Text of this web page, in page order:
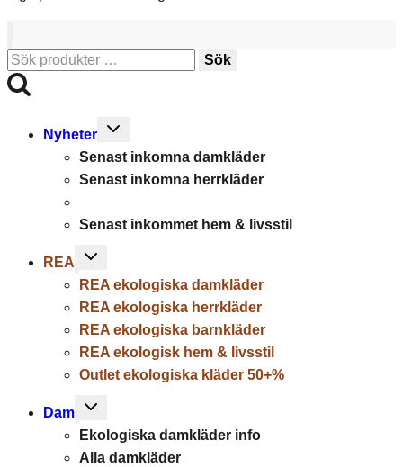
Sök
efter:
Sök
Nyheter
Toggle
menu
Senast inkomna damkläder
Senast inkomna herrkläder
Senast inkommet hem & livsstil
REA
Toggle
menu
REA ekologiska damkläder
REA ekologiska herrkläder
REA ekologiska barnkläder
REA ekologisk hem & livsstil
Outlet ekologiska kläder 50+%
Dam
Toggle
menu
Ekologiska damkläder info
Alla damkläder